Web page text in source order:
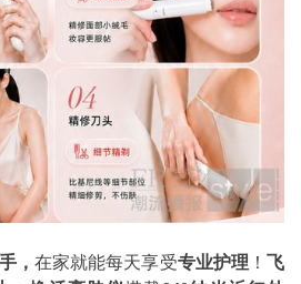
， 在家就能每天享受专业护理 ！飞